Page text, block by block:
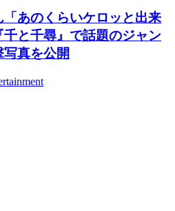
あのくらいケロッと出来
千と千尋』で話題のジャン
真を公開